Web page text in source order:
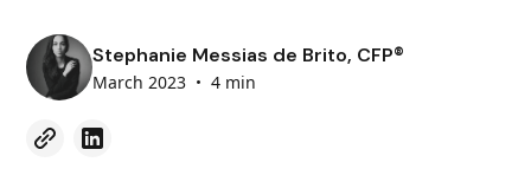
Stephanie Messias de Brito, CFP®
March 2023 • 4 min